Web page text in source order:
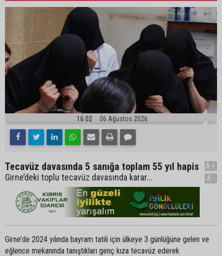
16:02 06 Ağustos 2026
Tecavüz davasında 5 sanığa toplam 55 yıl hapis
Girne’deki toplu tecavüz davasında karar...
A+
A-
Girne’de 2024 yılında bayram tatili için ülkeye 3 günlüğüne gelen ve
eğlence mekanında tanıştıkları genç kıza tecavüz ederek